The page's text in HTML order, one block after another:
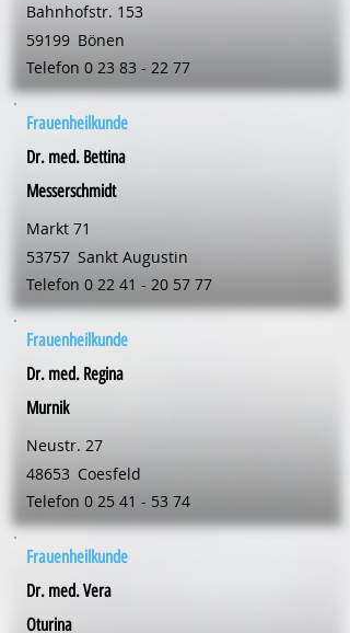
Bahnhofstr. 153
59199 Bönen
Telefon 0 23 83 - 22 77
Frauenheilkunde
Dr. med. Bettina
Messerschmidt
Markt 71
53757 Sankt Augustin
Telefon 0 22 41 - 20 57 77
Frauenheilkunde
Dr. med. Regina
Murnik
Neustr. 27
48653 Coesfeld
Telefon 0 25 41 - 53 74
Frauenheilkunde
Dr. med. Vera
Oturina